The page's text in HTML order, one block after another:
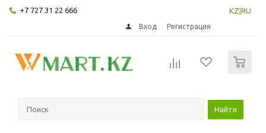
+7 727 31 22 666 KZ RU
Вход Регистрация
Найти